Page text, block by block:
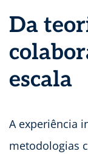
Da
escala
A experiência
metodologias